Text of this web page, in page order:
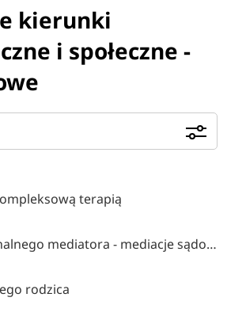
kierunki
i społeczne -
terapią
Akademia profesjonalnego mediatora - mediacje sądowe i pozasądowe
rodzica